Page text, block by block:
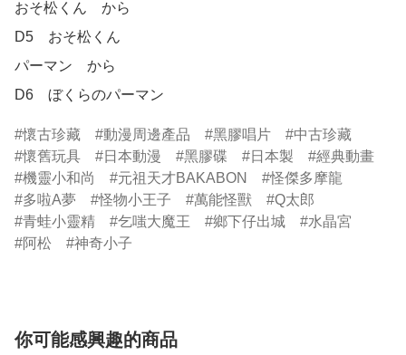
おそ松くん　から
D5　おそ松くん
パーマン　から
D6　ぼくらのパーマン
懷古珍藏 動漫周邊產品 黑膠唱片
中古珍藏
懷舊玩具
日本動漫 黑膠碟 日本製
經典動畫
機靈小和尚
元祖天才BAKABON
怪傑多摩龍
多啦A夢
怪物小王子 萬能怪獸
Q太郎
青蛙小靈精
乞嗤大魔王 鄉下仔出城
水晶宮
阿松
神奇小子
你可能感興趣的商品